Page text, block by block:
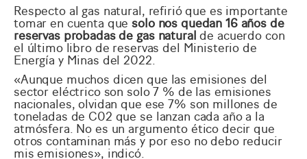
Respecto al gas natural, refirió que es importante
tomar en cuenta quesolo nos quedan 16 años de
reservas probadas de gas natural de acuerdo con
el último libro de reservas del Ministerio de
Energía y Minas del 2022.
«Aunque muchos dicen que las emisiones del
sector eléctrico son solo 7 % de las emisiones
nacionales, olvidan que ese 7% son millones de
toneladas de C02 que se lanzan cada año a la
atmósfera. No es un argumento ético decir que
otros contaminan más y por eso no debo reducir
mis emisiones», indicó.